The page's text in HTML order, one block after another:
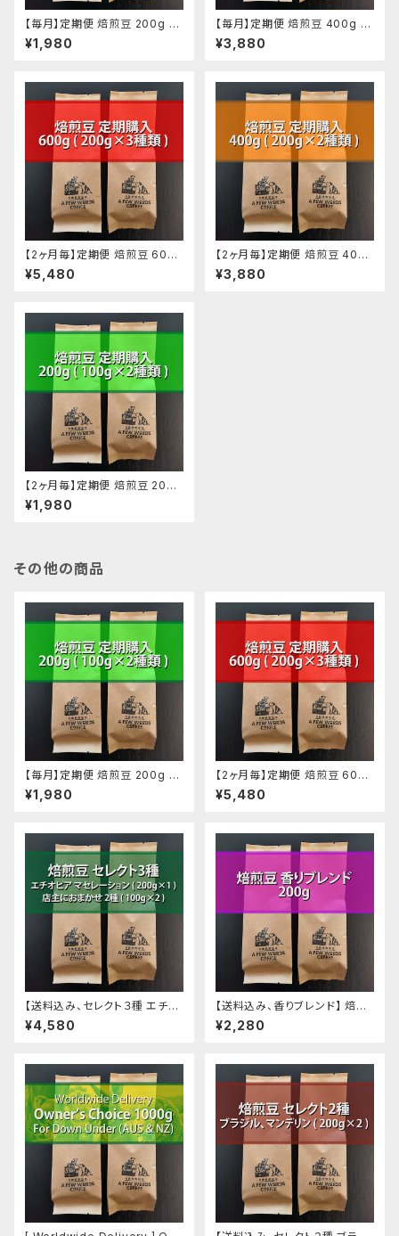
【毎月】定期便 焙煎豆 200g (1
00g ✕ 2種類)
¥1,980
【毎月】定期便 焙煎豆 400g (2
00g ✕ 2種類)
¥3,880
【2ヶ月毎】定期便 焙煎豆 600g
(200g ✕ 3種類)
¥5,480
【2ヶ月毎】定期便 焙煎豆 400g
(200g ✕ 2種類)
¥3,880
【2ヶ月毎】定期便 焙煎豆 200g
(100g ✕ 2種類)
¥1,980
その他の商品
【毎月】定期便 焙煎豆 200g (1
00g ✕ 2種類)
¥1,980
【2ヶ月毎】定期便 焙煎豆 600g
(200g ✕ 3種類)
¥5,480
【送料込み、セレクト３種 エチオ
ピア カーボニックマセレーショ
ン、おまかせ２種】焙煎豆 400g
¥4,580
【送料込み、香りブレンド】 焙煎
豆 200g (100g ✕2)
¥2,280